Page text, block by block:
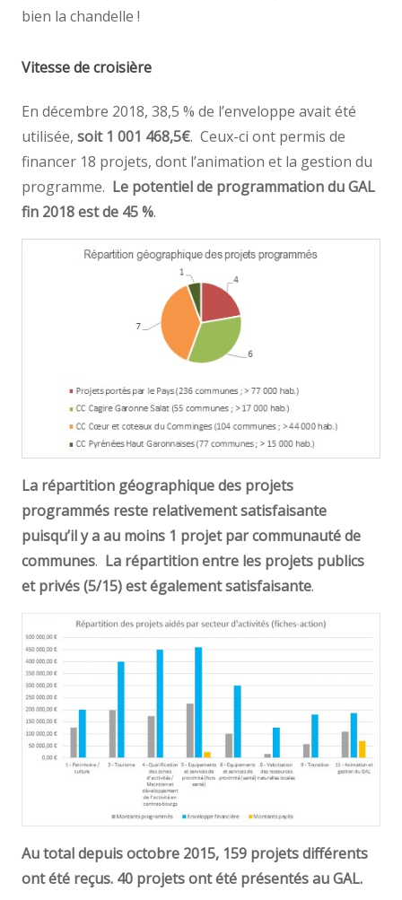
bien la chandelle !
Vitesse de croisière
En décembre 2018, 38,5 % de l’enveloppe avait été
utilisée, soit 1 001 468,5€. Ceux-ci ont permis de
financer 18 projets, dont l’animation et la gestion du
programme. Le potentiel de programmation du GAL
fin 2018 est de 45 %.
La répartition géographique des projets
programmés reste relativement satisfaisante
puisqu’il y a au moins 1 projet par communauté de
communes. La répartition entre les projets publics
et privés (5/15) est également satisfaisante.
Au total depuis octobre 2015, 159 projets différents
ont été reçus. 40 projets ont été présentés au GAL.